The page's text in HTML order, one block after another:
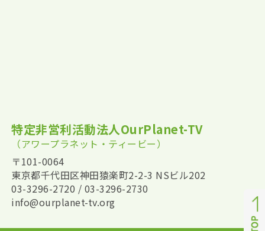
特定非営利活動法人OurPlanet-TV
（アワープラネット・ティービー）
〒101-0064
東京都千代田区神田猿楽町2-2-3 NSビル202
03-3296-2720 / 03-3296-2730
info@ourplanet-tv.org